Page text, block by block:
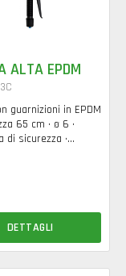
ALTA EPDM
guarnizioni in EPDM
65 cm • ø 6 •
di sicurezza •...
DETTAGLI